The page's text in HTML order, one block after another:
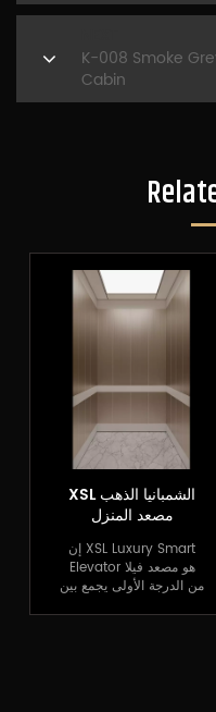
K-008 Smoke
Cabin
XSL الشمبانيا الذهب
مصعد المنزل
إن XSL Luxury Smart
Elevator هو مصعد فيلا
من الدرجة الأولى يجمع بين